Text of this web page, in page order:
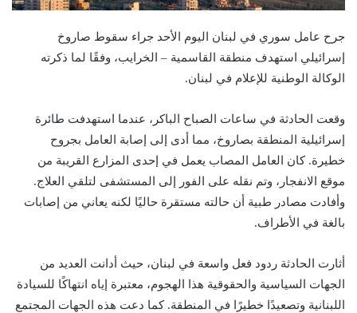
جرح عامل سوري في لبنان اليوم الأحد جراء سقوط صاروخ
إسرائيلي استهدف منطقة القاسمية – الخرايب، وفقًا لما ذكرته
الوكالة الوطنية للإعلام في لبنان.
وقعت الحادثة في ساعات الصباح الباكر، عندما استهدفت طائرة
إسرائيلية المنطقة بصاروخ، مما أدى إلى إصابة العامل بجروح
خطيرة. كان العامل المصاب يعمل في إحدى المزارع القريبة من
موقع الانفجار، وتم نقله على الفور إلى المستشفى لتلقي العلاج.
وأفادت مصادر طبية أن حالته مستقرة حاليًا لكنه يعاني من إصابات
بالغة في الأطراف.
أثارت الحادثة ردود فعل واسعة في لبنان، حيث أدانت العديد من
الجهات السياسية والحقوقية هذا الهجوم، معتبرة إياه انتهاكًا للسيادة
اللبنانية وتصعيدًا خطيرًا في المنطقة. كما دعت هذه الجهات المجتمع